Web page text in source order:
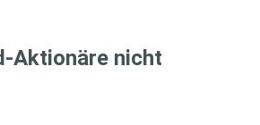
Aktionäre nicht